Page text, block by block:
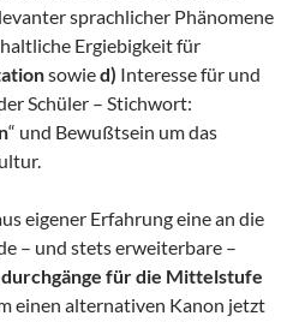
sprachlicher Phänomene
Ergiebigkeit für
sowied) Interesse für und
Schüler – Stichwort:
“ und Bewußtsein um das
eigener Erfahrung eine an die
– und stets erweiterbare –
für die Mittelstufe
einen alternativen Kanon jetzt